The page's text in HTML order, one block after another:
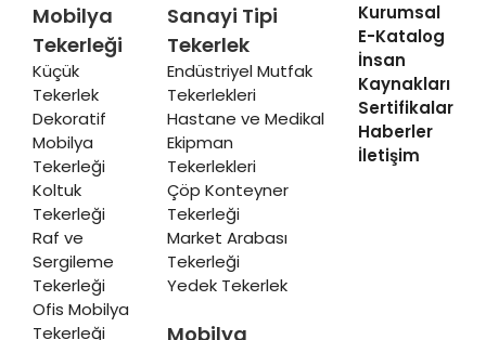
Mobilya
Tekerleği
Küçük
Tekerlek
Dekoratif
Mobilya
Tekerleği
Koltuk
Tekerleği
Raf ve
Sergileme
Tekerleği
Ofis Mobilya
Tekerleği
Sanayi Tipi
Tekerlek
Endüstriyel Mutfak
Tekerlekleri
Hastane ve Medikal
Ekipman
Tekerlekleri
Çöp Konteyner
Tekerleği
Market Arabası
Tekerleği
Yedek Tekerlek
Mobilya
Kurumsal
E-Katalog
İnsan
Kaynakları
Sertifikalar
Haberler
İletişim